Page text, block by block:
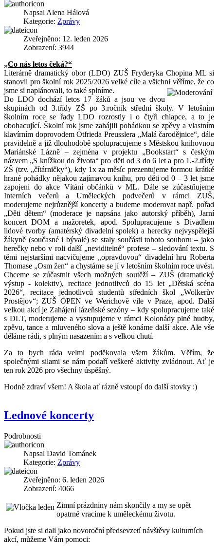
Napsal Alena Hálová
Kategorie: Zprávy
Zveřejněno: 12. leden 2026
Zobrazení: 3944
„Co nás letos čeká?“
Literárně dramatický obor (LDO) ZUŠ Fryderyka Chopina ML si
stanovil pro školní rok 2025/2026 velké cíle a všichni věříme, že co
jsme si naplánovali, to také splníme.
Do LDO dochází letos 17 žáků a jsou ve dvou
skupinách od 3.třídy ZŠ po 3.ročník střední školy. V letošním
školním roce se řady LDO rozrostly i o čtyři chlapce, a to je
obohacující. Školní rok jsme zahájili pohádkou se zpěvy a vlastním
klavírním doprovodem Otfrieda Preusslera „Malá čarodějnice“, dále
pravidelně a již dlouhodobě spolupracujeme s Městskou knihovnou
Mariánské Lázně – zejména v projektu „Bookstart“ s českým
názvem „S knížkou do života“ pro děti od 3 do 6 let a pro 1.-2.třídy
ZŠ (tzv. „čítárničky“), kdy 1x za měsíc prezentujeme formou krátké
hrané pohádky nějakou zajímavou knihu, pro děti od 0 – 3 let jsme
zapojeni do akce Vítání občánků v ML. Dále se zúčastňujeme
Interních večerů a Uměleckých podvečerů v rámci ZUŠ,
moderujeme nejrůznější koncerty a budeme moderovat např. pořad
„Děti dětem“ (moderace je napsána jako autorský příběh), Jarní
koncert DOM a mažoretek, apod. Spolupracujeme s Divadlem
lidové tvorby (amatérský divadelní spolek) a herecky nejvyspělejší
žákyně (současné i bývalé) se staly součásti tohoto souboru – jako
herečky nebo v roli další „neviditelné“ profese – sledování textu. S
těmi nejstaršími nacvičujeme „opravdovou“ divadelní hru Roberta
Thomase „Osm žen“ a chystáme se jí v letošním školním roce uvést.
Chceme se zúčastnit všech možných soutěží – ZUŠ (dramatický
výstup - kolektiv), recitace jednotlivců do 15 let „Dětská scéna
2026“, recitace jednotlivců studentů středních škol „Wolkerův
Prostějov“; ZUŠ OPEN ve Werichově vile v Praze, apod. Další
velkou akcí je Zahájení lázeňské sezóny – kdy spolupracujeme také
s DLT, moderujeme a vystupujeme v rámci Kolonády plné hudby,
zpěvu, tance a mluveného slova a ještě konáme další akce. Ale vše
děláme rádi, s plným nasazením a s velkou chutí.
Za to bych ráda velmi poděkovala všem žákům. Věřím, že
společnými silami se nám podaří veškeré aktivity zvládnout. Ať je
ten rok 2026 pro všechny úspěšný.
Hodně zdraví všem! A škola ať rázně vstoupí do další stovky :)
Lednové koncerty
Podrobnosti
Napsal David Tománek
Kategorie: Zprávy
Zveřejněno: 6. leden 2026
Zobrazení: 4066
Zimní prázdniny nám skončily a my se opět
opatrně vracíme k uměleckému životu.
Pokud jste si dali jako novoroční předsevzetí návštěvy kulturních
akcí, můžeme Vám pomoci: